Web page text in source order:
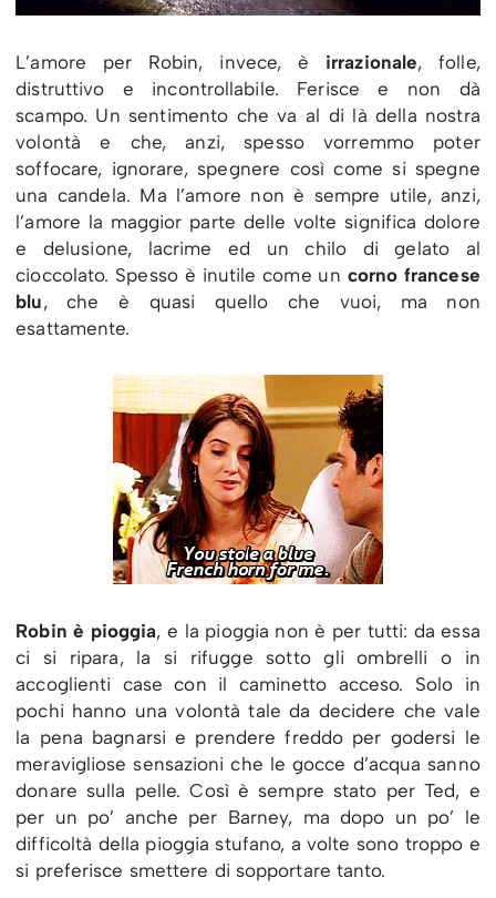
L’amore per Robin, invece, è irrazionale, folle,
distruttivo e incontrollabile. Ferisce e non dà
scampo. Un sentimento che va al di là della nostra
volontà e che, anzi, spesso vorremmo poter
soffocare, ignorare, spegnere così come si spegne
una candela. Ma l’amore non è sempre utile, anzi,
l’amore la maggior parte delle volte significa dolore
e delusione, lacrime ed un chilo di gelato al
cioccolato. Spesso è inutile come un corno francese
blu, che è quasi quello che vuoi, ma non
esattamente.
Robin è pioggia, e la pioggia non è per tutti: da essa
ci si ripara, la si rifugge sotto gli ombrelli o in
accoglienti case con il caminetto acceso. Solo in
pochi hanno una volontà tale da decidere che vale
la pena bagnarsi e prendere freddo per godersi le
meravigliose sensazioni che le gocce d’acqua sanno
donare sulla pelle. Così è sempre stato per Ted, e
per un po’ anche per Barney, ma dopo un po’ le
difficoltà della pioggia stufano, a volte sono troppo e
si preferisce smettere di sopportare tanto.